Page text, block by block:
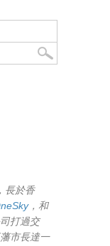
長於香
，和
打過交
市長達一